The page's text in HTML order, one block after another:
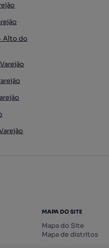
Alto do
MAPA DO SITE
Mapa do Site
Mapa de distritos